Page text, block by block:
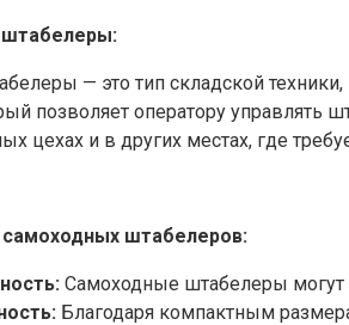
— это тип складской
позволяет оператору управлять
цехах и в других местах, где
штабелеров:
Самоходные штабелеры могут
Благодаря компактным